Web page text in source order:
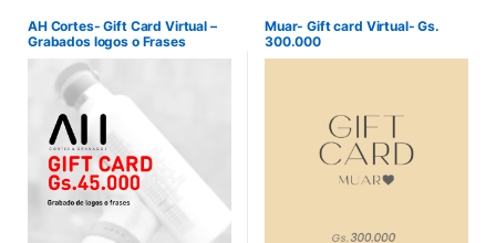
AH Cortes- Gift Card Virtual –
Grabados logos o Frases
Muar- Gift card Virtual- Gs.
300.000